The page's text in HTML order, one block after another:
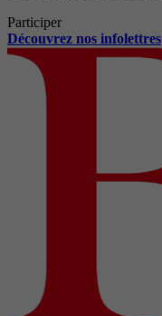
Participer
Découvrez nos infolettres